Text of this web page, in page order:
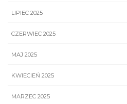
LIPIEC 2025
CZERWIEC 2025
MAJ 2025
KWIECIEŃ 2025
MARZEC 2025